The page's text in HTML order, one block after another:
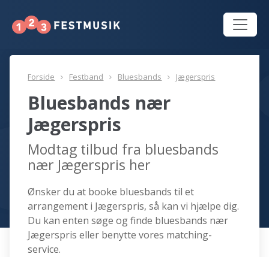
Forside Festband Bluesbands Jægerspris
Bluesbands nær
Jægerspris
Modtag tilbud fra bluesbands
nær Jægerspris her
Ønsker du at booke bluesbands til et
arrangement i Jægerspris, så kan vi hjælpe dig.
Du kan enten søge og finde bluesbands nær
Jægerspris eller benytte vores matching-
service.